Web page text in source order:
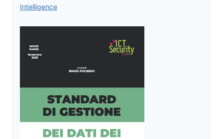
Intelligence